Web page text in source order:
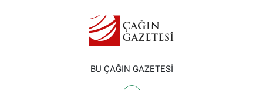
BU ÇAĞIN GAZETESİ